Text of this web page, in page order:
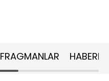
FRAGMANLAR